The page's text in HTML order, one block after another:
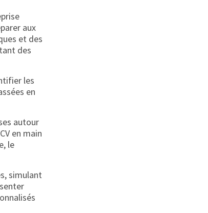
aux
et des
des
les
en
autour
en main
le
simulant